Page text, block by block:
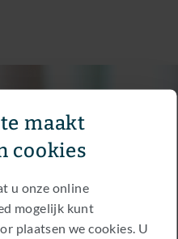
maakt
cookies
u onze online
mogelijk kunt
plaatsen we cookies. U